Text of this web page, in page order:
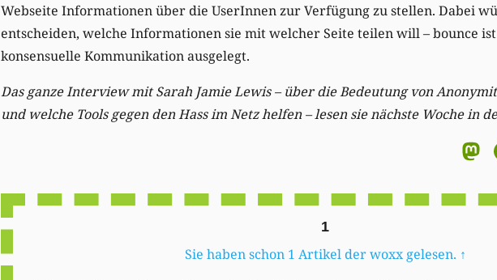
Webseite Informationen über die UserInnen zur Verfügung zu stellen. Dabei
entscheiden, welche Informationen sie mit welcher Seite teilen will – bounce
konsensuelle Kommunikation ausgelegt.
Das ganze Interview mit Sarah Jamie Lewis – über die Bedeutung von
und welche Tools gegen den Hass im Netz helfen – lesen sie nächste Woche in
1
Sie haben schon 1 Artikel der woxx gelesen. ↑